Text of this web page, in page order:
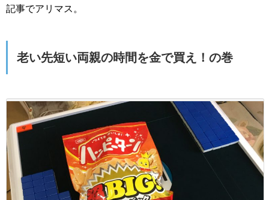
記事でアリマス。
老い先短い両親の時間を金で買え！の巻